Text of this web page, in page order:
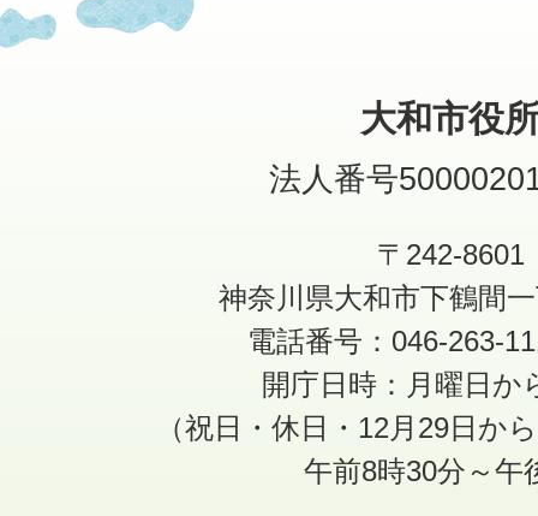
大和市役
法人番号
〒242-8601
神奈川県大和市下鶴間
電話番号：046-263-
開庁日時：月曜日か
（祝日・休日・12月29日か
午前8時30分～午